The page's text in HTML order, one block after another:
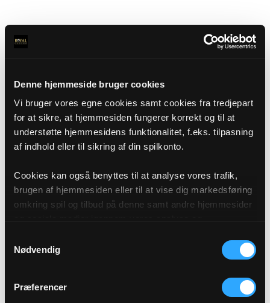
Denne hjemmeside bruger cookies
Vi bruger vores egne cookies samt cookies fra tredjepart
for at sikre, at hjemmesiden fungerer korrekt og til at
understøtte hjemmesidens funktionalitet, f.eks. tilpasning
af indhold eller til sikring af din spilkonto.
Cookies kan også benyttes til at analyse vores trafik,
brugen af hjemmesiden eller til at vise dig markedsføring
omkring spil og tilbud på denne samt andre hjemmesider
af cookies under "Detaljer" eller ved at klikke videre til
vores Cookiepolitik, som du finder i bunden af vores
Nødvendig
Præferencer